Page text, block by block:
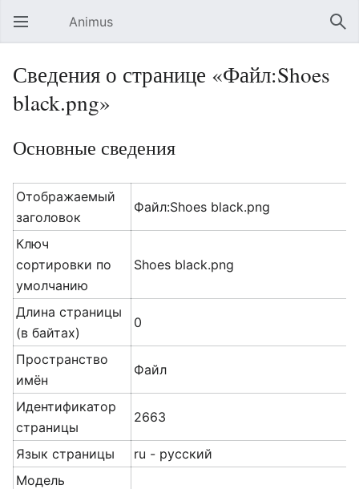
Открыть главное меню Animus
Сведения о странице «Файл:Shoes
black.png»
Основные сведения
Отображаемый
заголовок
Файл:Shoes black.png
Ключ
сортировки по
умолчанию
Shoes black.png
Длина страницы
(в байтах)
0
Пространство
имён
Файл
Идентификатор
страницы
2663
Язык страницы
ru - русский
Модель